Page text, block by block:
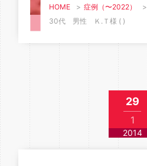
HOME > 症例（〜2022）
>
30代 男性 Ｋ.Ｔ様 ( )
29
1
2014